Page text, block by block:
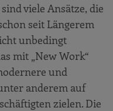
viele Ansätze, die
seit Längerem
unbedingt
mit „New Work“
und
anderem auf
zielen. Die